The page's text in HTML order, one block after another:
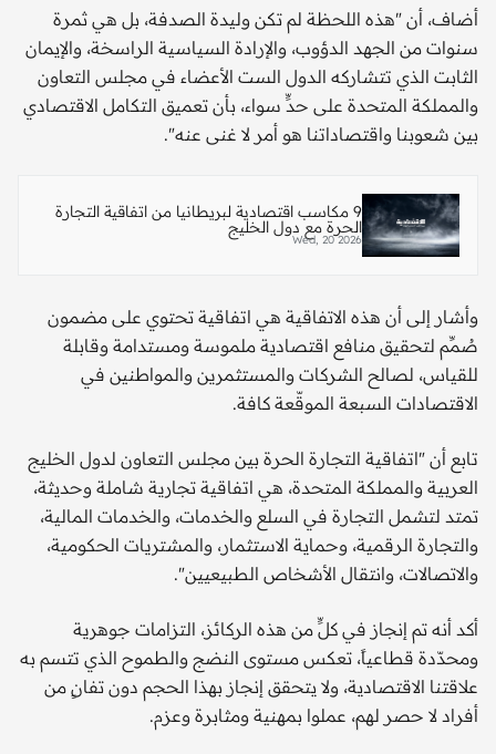
أضاف، أن "هذه اللحظة لم تكن وليدة الصدفة، بل هي ثمرة
سنوات من الجهد الدؤوب، والإرادة السياسية الراسخة، والإيمان
الثابت الذي تتشاركه الدول الست الأعضاء في مجلس التعاون
والمملكة المتحدة على حدٍّ سواء، بأن تعميق التكامل الاقتصادي
بين شعوبنا واقتصاداتنا هو أمر لا غنى عنه".
9 مكاسب اقتصادية لبريطانيا من اتفاقية التجارة
الحرة مع دول الخليج
Wed, 20 2026
وأشار إلى أن هذه الاتفاقية هي اتفاقية تحتوي على مضمون
صُمِّم لتحقيق منافع اقتصادية ملموسة ومستدامة وقابلة
للقياس، لصالح الشركات والمستثمرين والمواطنين في
الاقتصادات السبعة الموقّعة كافة.
تابع أن "اتفاقية التجارة الحرة بين مجلس التعاون لدول الخليج
العربية والمملكة المتحدة، هي اتفاقية تجارية شاملة وحديثة،
تمتد لتشمل التجارة في السلع والخدمات، والخدمات المالية،
والتجارة الرقمية، وحماية الاستثمار، والمشتريات الحكومية،
والاتصالات، وانتقال الأشخاص الطبيعيين".
أكد أنه تم إنجاز في كلٍّ من هذه الركائز، التزامات جوهرية
ومحدّدة قطاعياً، تعكس مستوى النضج والطموح الذي تتسم به
علاقتنا الاقتصادية، ولا يتحقق إنجاز بهذا الحجم دون تفانٍ من
أفراد لا حصر لهم، عملوا بمهنية ومثابرة وعزم.